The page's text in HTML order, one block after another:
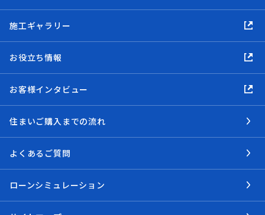
施工ギャラリー
お役立ち情報
お客様インタビュー
住まいご購入までの流れ
よくあるご質問
ローンシミュレーション